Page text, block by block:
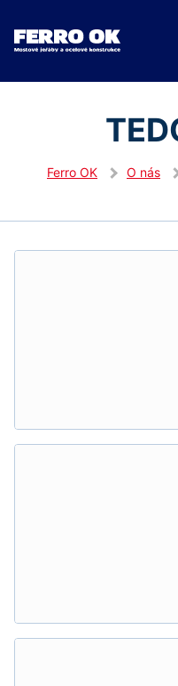
Ferro OK O nás